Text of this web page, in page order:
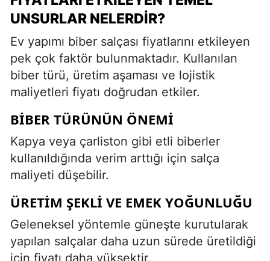
UNSURLAR NELERDIR?
Ev yapımı biber salçası fiyatlarını etkileyen
pek çok faktör bulunmaktadır. Kullanılan
biber türü, üretim aşaması ve lojistik
maliyetleri fiyatı doğrudan etkiler.
BIBER TÜRÜNÜN ÖNEMI
Kapya veya çarliston gibi etli biberler
kullanıldığında verim arttığı için salça
maliyeti düşebilir.
ÜRETIM ŞEKLI VE EMEK YOĞUNLUĞU
Geleneksel yöntemle güneşte kurutularak
yapılan salçalar daha uzun sürede üretildiği
için fiyatı daha yüksektir.